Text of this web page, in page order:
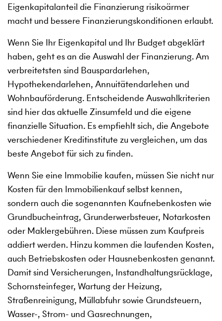
Eigenkapitalanteil die Finanzierung risikoärmer
macht und bessere Finanzierungskonditionen erlaubt.
Wenn Sie Ihr Eigenkapital und Ihr Budget abgeklärt
haben, geht es an die Auswahl der Finanzierung. Am
verbreitetsten sind Bauspardarlehen,
Hypothekendarlehen, Annuitätendarlehen und
Wohnbauförderung. Entscheidende Auswahlkriterien
sind hier das aktuelle Zinsumfeld und die eigene
finanzielle Situation. Es empfiehlt sich, die Angebote
verschiedener Kreditinstitute zu vergleichen, um das
beste Angebot für sich zu finden.
Wenn Sie eine Immobilie kaufen, müssen Sie nicht nur
Kosten für den Immobilienkauf selbst kennen,
sondern auch die sogenannten Kaufnebenkosten wie
Grundbucheintrag, Grunderwerbsteuer, Notarkosten
oder Maklergebühren. Diese müssen zum Kaufpreis
addiert werden. Hinzu kommen die laufenden Kosten,
auch Betriebskosten oder Hausnebenkosten genannt.
Damit sind Versicherungen, Instandhaltungsrücklage,
Schornsteinfeger, Wartung der Heizung,
Straßenreinigung, Müllabfuhr sowie Grundsteuern,
Wasser-, Strom- und Gasrechnungen,